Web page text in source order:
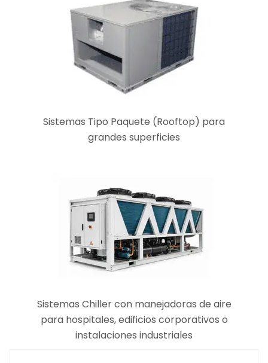
Sistemas Tipo Paquete (Rooftop) para
grandes superficies
Sistemas Chiller con manejadoras de aire
para hospitales, edificios corporativos o
instalaciones industriales